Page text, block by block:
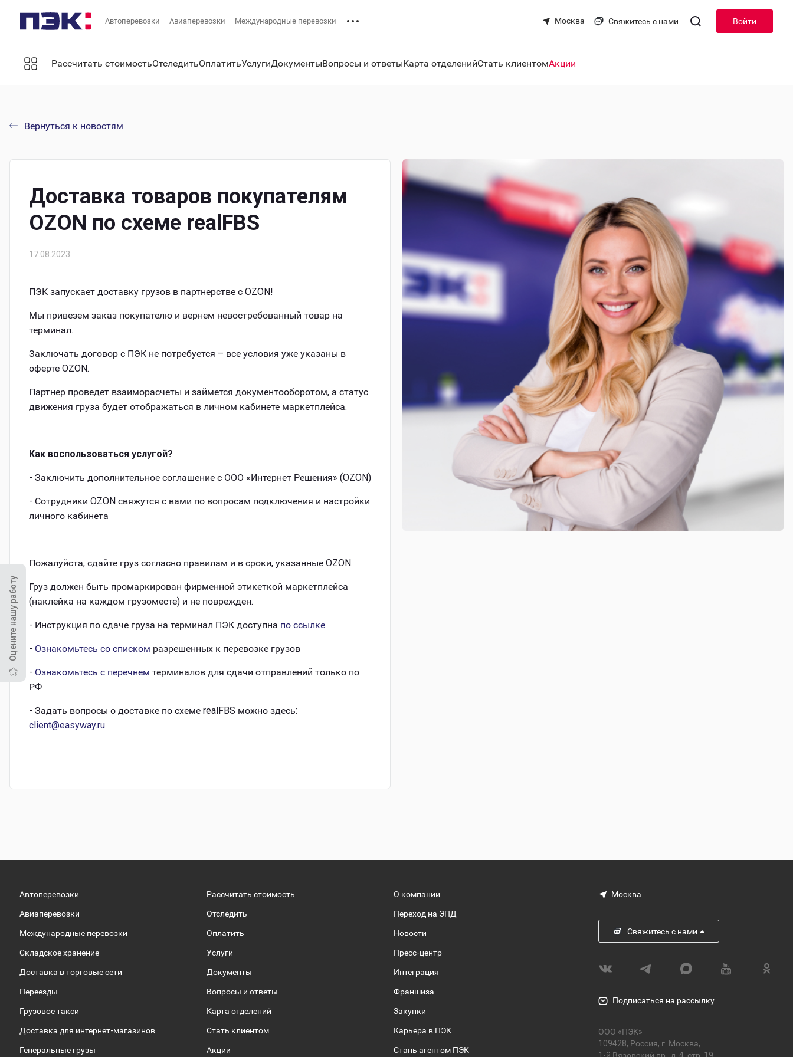
Автоперевозки Авиаперевозки Международные перевозки Москва Свяжитесь с нами Войти
Рассчитать стоимостьОтследитьОплатитьУслугиДокументыВопросы и ответыКарта отделенийСтать клиентомАкции
Оцените нашу работу
Вернуться к новостям
Доставка товаров покупателям
OZON по схеме realFBS
17.08.2023
ПЭК запускает доставку грузов в партнерстве с OZON!
Мы привезем заказ покупателю и вернем невостребованный товар на
терминал.
Заключать договор с ПЭК не потребуется – все условия уже указаны в
оферте OZON.
Партнер проведет взаиморасчеты и займется документооборотом, а статус
движения груза будет отображаться в личном кабинете маркетплейса.
Как воспользоваться услугой?
- Заключить дополнительное соглашение с ООО «Интернет Решения» (OZON)
- Сотрудники OZON свяжутся с вами по вопросам подключения и настройки
личного кабинета
Пожалуйста, сдайте груз согласно правилам и в сроки, указанные OZON.
Груз должен быть промаркирован фирменной этикеткой маркетплейса
(наклейка на каждом грузоместе) и не поврежден.
- Инструкция по сдаче груза на терминал ПЭК доступна по ссылке
- Ознакомьтесь со списком разрешенных к перевозке грузов
- Ознакомьтесь с перечнем терминалов для сдачи отправлений только по
РФ
- Задать вопросы о доставке по схеме realFBS можно здесь:
client@easyway.ru
Автоперевозки
Авиаперевозки
Международные перевозки
Складское хранение
Доставка в торговые сети
Переезды
Грузовое такси
Доставка для интернет-магазинов
Генеральные грузы
Рассчитать стоимость
Отследить
Оплатить
Услуги
Документы
Вопросы и ответы
Карта отделений
Стать клиентом
Акции
О компании
Переход на ЭПД
Новости
Пресс-центр
Интеграция
Франшиза
Закупки
Карьера в ПЭК
Стань агентом ПЭК
Москва
Свяжитесь с нами
Подписаться на рассылку
ООО «ПЭК»
109428, Россия, г. Москва,